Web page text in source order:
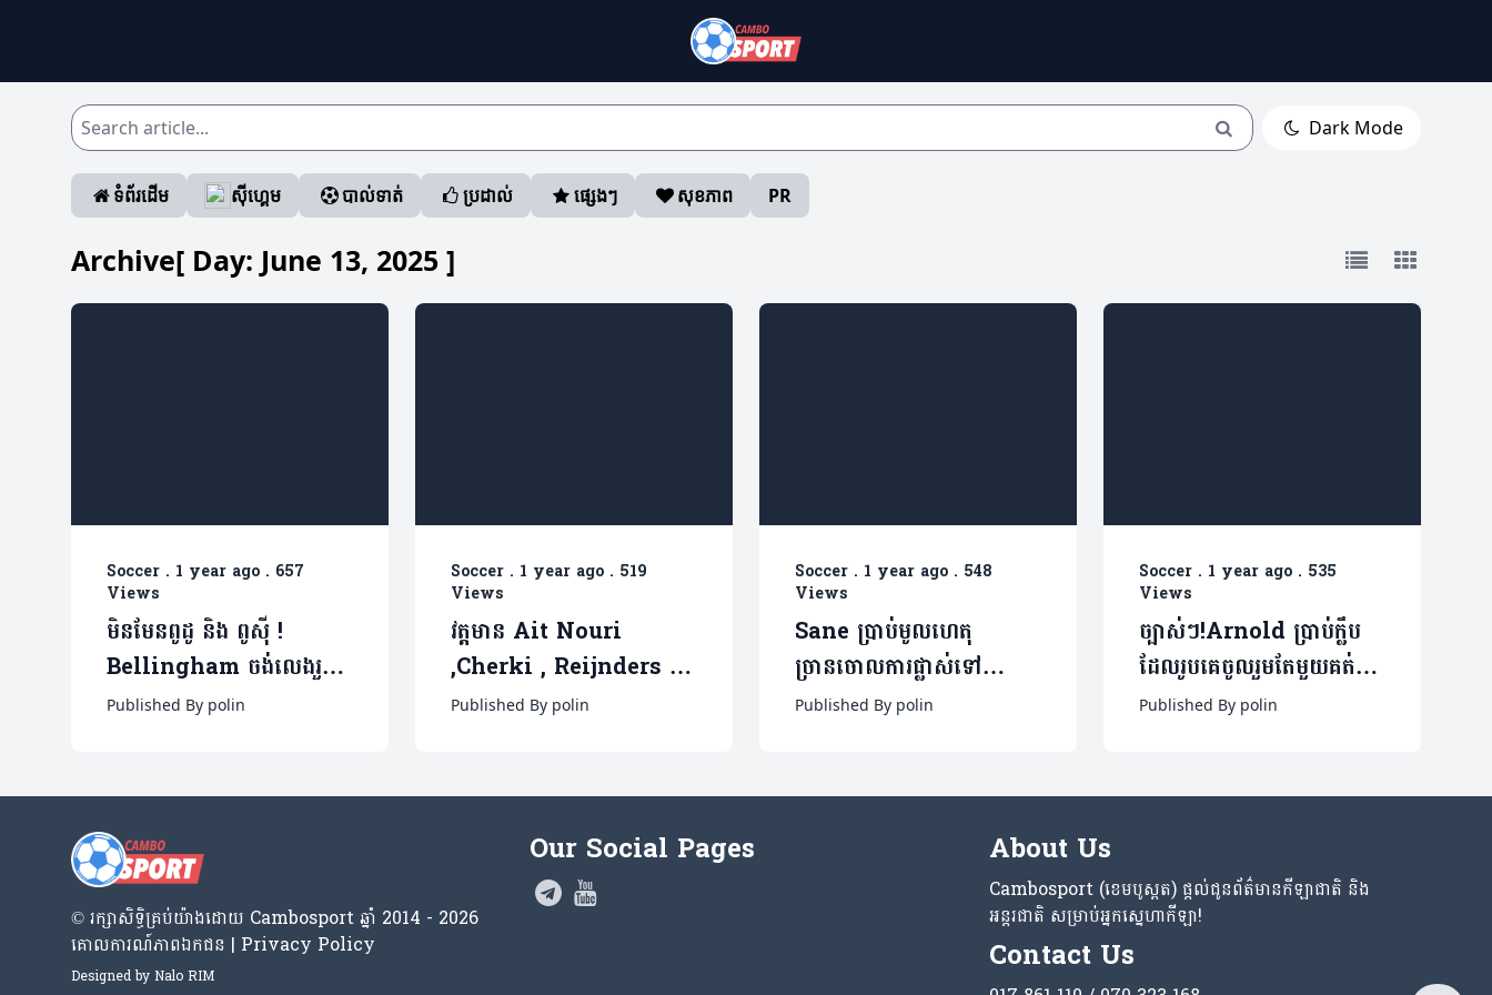
Dark Mode
ទំព័រដើម ស៊ីហ្គេម បាល់ទាត់ ប្រដាល់ ផ្សេងៗ សុខភាព PR
Archive[ Day: June 13, 2025 ]
Soccer . 1 year ago . 657
Views
មិនមែនពូដូ និង ពូស៊ី !
Bellingham ចង់លេងរួម
ក្រុមជាមួយបុរសម្នាក់នេះខ្លាំង
Published By polin
Soccer . 1 year ago . 519
Views
វត្តមាន Ait Nouri
,Cherki , Reijnders ធ្វើ
អោយខ្សែបម្រើរូបនេះត្រៀម
Published By polin
Soccer . 1 year ago . 548
Views
Sane ប្រាប់មូលហេតុ
ច្រានចោលការផ្លាស់ទៅ
អង់គ្លេសហើយជ្រើសរើសលីកថ្មី
Published By polin
Soccer . 1 year ago . 535
Views
ច្បាស់ៗ!Arnold ប្រាប់ក្លឹប
ដែលរូបគេចូលរួមតែមួយគត់
ក្រោយចេញពី Liverpool
Published By polin
© រក្សា​សិទ្ធិ​គ្រប់​យ៉ាង​ដោយ​ Cambosport ឆ្នាំ 2014 - 2026
គោលការណ៍​ភាព​ឯកជន | Privacy Policy
Designed by Nalo RIM
Our Social Pages About Us
Cambosport (ខេមបូស្ពត) ផ្តល់ជូនព័ត៌មានកីឡាជាតិ និង
អន្តរជាតិ សម្រាប់អ្នកស្នេហាកីឡា!
Contact Us